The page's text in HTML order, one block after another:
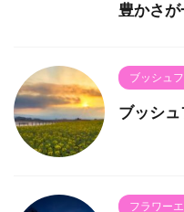
豊かさが
ブッシュ
ブッシュ
フラワー